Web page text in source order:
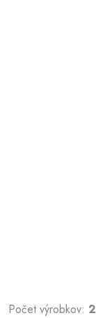
Počet výrobkov: 2